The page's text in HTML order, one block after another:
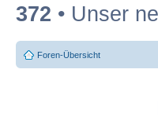
372 • Unser
Foren-Übersicht